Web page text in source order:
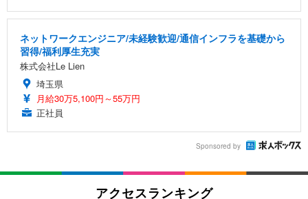
ネットワークエンジニア/未経験歓迎/通信インフラを基礎から
習得/福利厚生充実
株式会社Le Lien
埼玉県
月給30万5,100円～55万円
正社員
Sponsored by
アクセスランキング